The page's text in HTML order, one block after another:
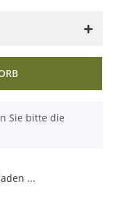
Sie bitte die
...